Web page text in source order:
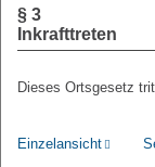
§ 3
Inkrafttreten
Dieses Ortsgesetz
Einzelansicht